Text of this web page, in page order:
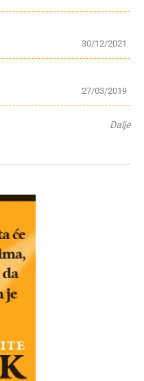
30/12/2021
27/03/2019
Dalje